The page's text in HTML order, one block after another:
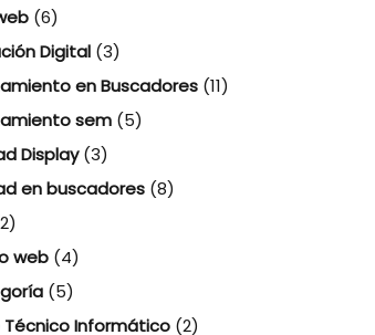
(6)
Digital(3)
en Buscadores(11)
sem(5)
Display(3)
en buscadores(8)
web(4)
(5)
Informático(2)